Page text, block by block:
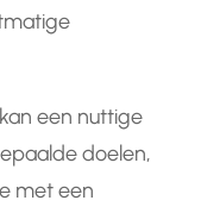
een nuttige
doelen,
met een